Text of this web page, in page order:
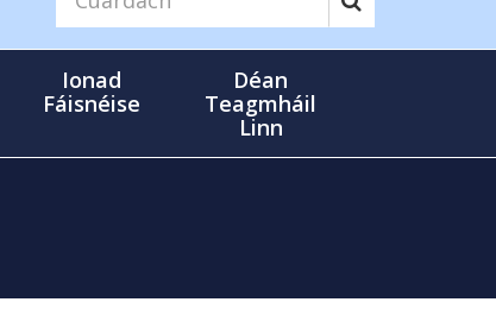
Ionad
Fáisnéise
Déan
Teagmháil
Linn